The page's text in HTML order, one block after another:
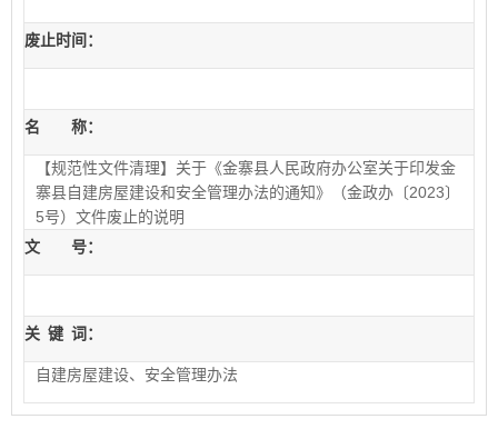
废止时间：
名 称：
【规范性文件清理】关于《金寨县人民政府办公室关于印发金
寨县自建房屋建设和安全管理办法的通知》（金政办〔2023〕
5号）文件废止的说明
文 号：
关 键 词：
自建房屋建设、安全管理办法